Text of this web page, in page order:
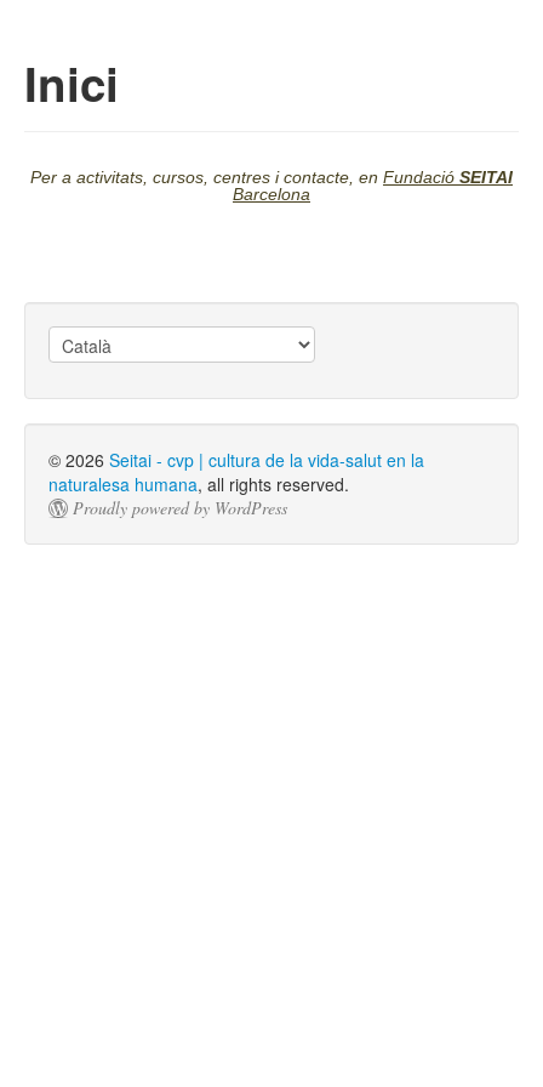
Seitai – cvp | cultura
de la vida-salut en la
naturalesa humana
Main menu
Inici
Per a activitats, cursos, centres i contacte, en Fundació SEITAI
Barcelona
Trieu
un
© 2026 Seitai - cvp | cultura de la vida-salut en la
naturalesa humana, all rights reserved.
Proudly powered by WordPress